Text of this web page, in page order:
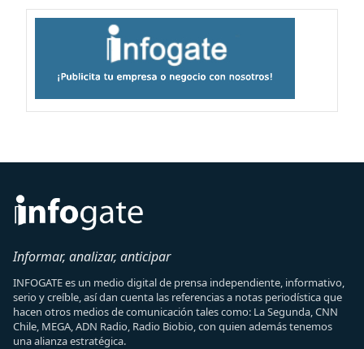
Informar, analizar, anticipar
INFOGATE es un medio digital de prensa independiente, informativo,
serio y creíble, así dan cuenta las referencias a notas periodística que
hacen otros medios de comunicación tales como: La Segunda, CNN
Chile, MEGA, ADN Radio, Radio Biobio, con quien además tenemos
una alianza estratégica.